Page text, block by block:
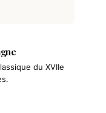
du XVIIe